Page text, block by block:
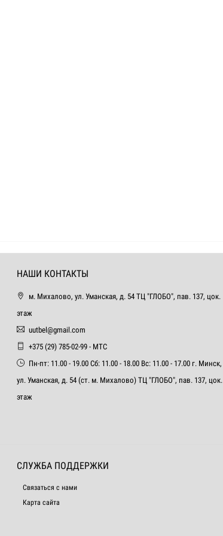
НАШИ КОНТАКТЫ
м. Михалово, ул. Уманская, д. 54 ТЦ "ГЛОБО", пав. 137, цок.
этаж
uutbel@gmail.com
+375 (29) 785-02-99 - МТС
Пн-пт: 11.00 - 19.00 Сб: 11.00 - 18.00 Вс: 11.00 - 17.00 г. Минск,
ул. Уманская, д. 54 (ст. м. Михалово) ТЦ "ГЛОБО", пав. 137, цок.
этаж
СЛУЖБА ПОДДЕРЖКИ
Связаться с нами
Карта сайта